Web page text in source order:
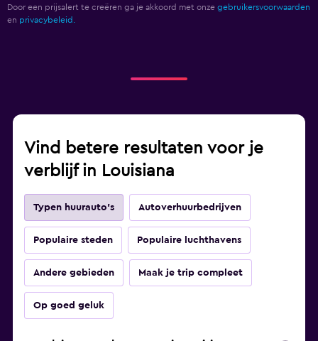
Door een prijsalert te creëren ga je akkoord met onze gebruikersvoorwaarden
en privacybeleid.
Vind betere resultaten voor je
verblijf in Louisiana
Typen huurauto's Autoverhuurbedrijven
Populaire steden Populaire luchthavens
Andere gebieden Maak je trip compleet
Op goed geluk